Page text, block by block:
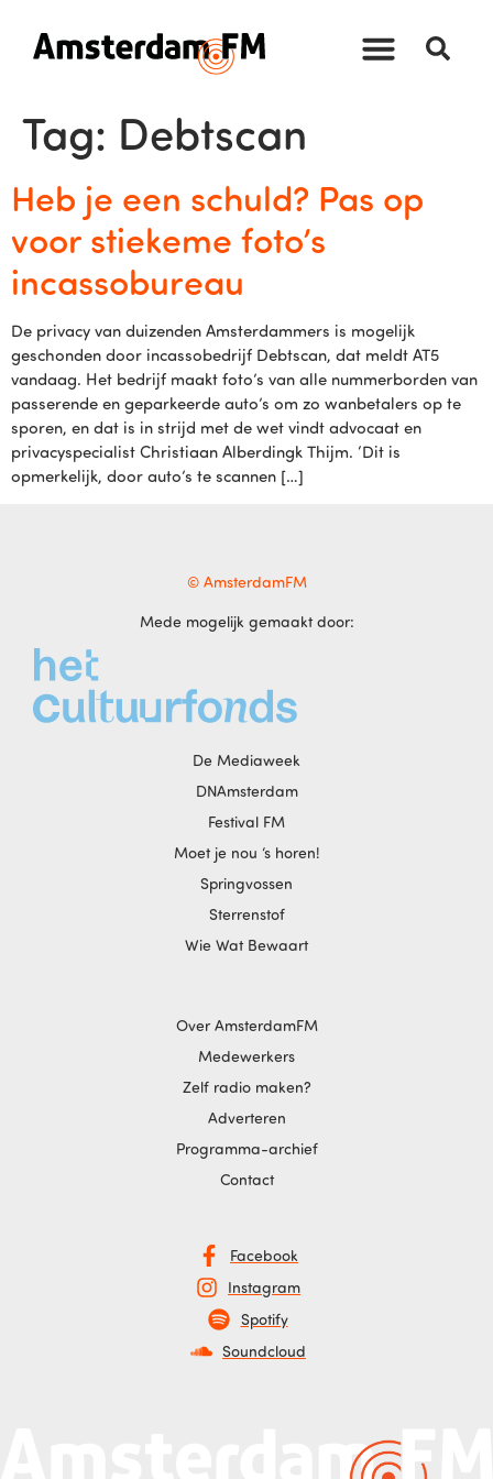
Tag: Debtscan
Heb je een schuld? Pas op
voor stiekeme foto’s
incassobureau
De privacy van duizenden Amsterdammers is mogelijk
geschonden door incassobedrijf Debtscan, dat meldt AT5
vandaag. Het bedrijf maakt foto’s van alle nummerborden van
passerende en geparkeerde auto’s om zo wanbetalers op te
sporen, en dat is in strijd met de wet vindt advocaat en
privacyspecialist Christiaan Alberdingk Thijm. ‘Dit is
opmerkelijk, door auto’s te scannen […]
© AmsterdamFM
Mede mogelijk gemaakt door:
De Mediaweek
DNAmsterdam
Festival FM
Moet je nou ‘s horen!
Springvossen
Sterrenstof
Wie Wat Bewaart
Over AmsterdamFM
Medewerkers
Zelf radio maken?
Adverteren
Programma-archief
Contact
Facebook
Instagram
Spotify
Soundcloud